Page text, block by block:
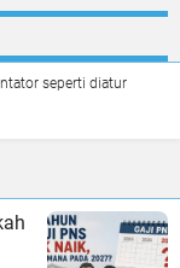
seperti diatur